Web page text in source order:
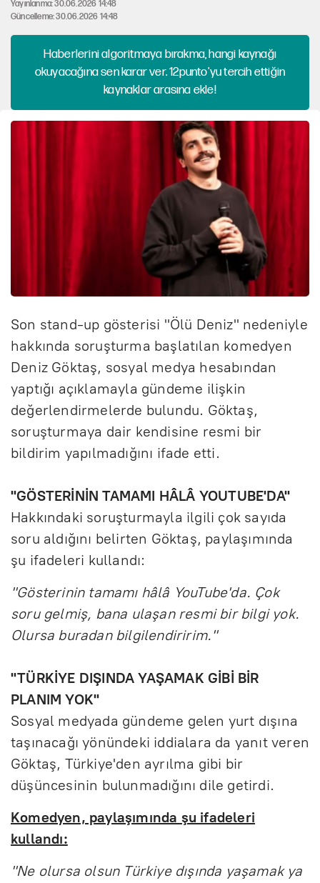
Yayınlanma: 30.06.2026 14:48
Güncelleme: 30.06.2026 14:48
Haberlerini algoritmaya bırakma, hangi kaynağı
okuyacağına sen karar ver. 12punto'yu tercih ettiğin
kaynaklar arasına ekle!
Son stand-up gösterisi "Ölü Deniz" nedeniyle
hakkında soruşturma başlatılan komedyen
Deniz Göktaş, sosyal medya hesabından
yaptığı açıklamayla gündeme ilişkin
değerlendirmelerde bulundu. Göktaş,
soruşturmaya dair kendisine resmi bir
bildirim yapılmadığını ifade etti.
"GÖSTERİNİN TAMAMI HÂLÂ YOUTUBE'DA"
Hakkındaki soruşturmayla ilgili çok sayıda
soru aldığını belirten Göktaş, paylaşımında
şu ifadeleri kullandı:
"Gösterinin tamamı hâlâ YouTube'da. Çok
soru gelmiş, bana ulaşan resmi bir bilgi yok.
Olursa buradan bilgilendiririm."
"TÜRKİYE DIŞINDA YAŞAMAK GİBİ BİR
PLANIM YOK"
Sosyal medyada gündeme gelen yurt dışına
taşınacağı yönündeki iddialara da yanıt veren
Göktaş, Türkiye'den ayrılma gibi bir
düşüncesinin bulunmadığını dile getirdi.
Komedyen, paylaşımında şu ifadeleri
kullandı:
"Ne olursa olsun Türkiye dışında yaşamak ya